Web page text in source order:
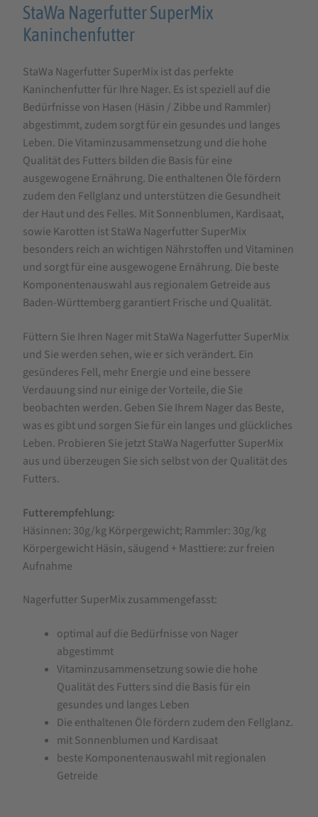
Produktbeschreibung
für
Nagerfutter
SuperMix
|
ohne
Gentechnik
StaWa Nagerfutter SuperMix
Kaninchenfutter
StaWa Nagerfutter SuperMix ist das perfekte
Kaninchenfutter für Ihre Nager. Es ist speziell auf die
Bedürfnisse von Hasen (Häsin / Zibbe und Rammler)
abgestimmt, zudem sorgt für ein gesundes und langes
Leben. Die Vitaminzusammensetzung und die hohe
Qualität des Futters bilden die Basis für eine
ausgewogene Ernährung. Die enthaltenen Öle fördern
zudem den Fellglanz und unterstützen die Gesundheit
der Haut und des Felles. Mit Sonnenblumen, Kardisaat,
sowie Karotten ist StaWa Nagerfutter SuperMix
besonders reich an wichtigen Nährstoffen und Vitaminen
und sorgt für eine ausgewogene Ernährung. Die beste
Komponentenauswahl aus regionalem Getreide aus
Baden-Württemberg garantiert Frische und Qualität.
Füttern Sie Ihren Nager mit StaWa Nagerfutter SuperMix
und Sie werden sehen, wie er sich verändert. Ein
gesünderes Fell, mehr Energie und eine bessere
Verdauung sind nur einige der Vorteile, die Sie
beobachten werden. Geben Sie Ihrem Nager das Beste,
was es gibt und sorgen Sie für ein langes und glückliches
Leben. Probieren Sie jetzt StaWa Nagerfutter SuperMix
aus und überzeugen Sie sich selbst von der Qualität des
Futters.
Futterempfehlung:
Häsinnen: 30g/kg Körpergewicht; Rammler: 30g/kg
Körpergewicht Häsin, säugend + Masttiere: zur freien
Aufnahme
Nagerfutter SuperMix zusammengefasst:
optimal auf die Bedürfnisse von Nager
abgestimmt
Vitaminzusammensetzung sowie die hohe
Qualität des Futters sind die Basis für ein
gesundes und langes Leben
Die enthaltenen Öle fördern zudem den Fellglanz.
mit Sonnenblumen und Kardisaat
beste Komponentenauswahl mit regionalen
Getreide